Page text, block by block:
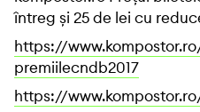
întreg și 25 de lei cu
https://
premiilecndb2017
https://